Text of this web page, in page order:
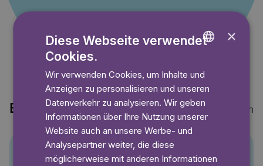
Entdecke auch Mehr anzeigen
GERMAN
×
Diese Webseite verwendet
Cookies.
Wir verwenden Cookies, um Inhalte und
Anzeigen zu personalisieren und unseren
Datenverkehr zu analysieren. Wir geben
Informationen über Ihre Nutzung unserer
Website auch an unsere Werbe- und
Analysepartner weiter, die diese
möglicherweise mit anderen Informationen